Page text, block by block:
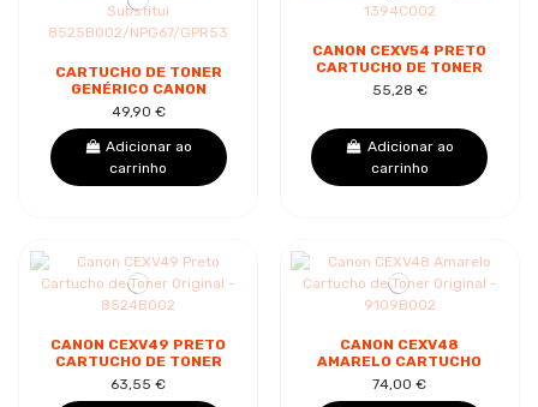
CARTUCHO DE TONER
GENÉRICO CANON
CEXV49 CIANO -
SUBSTITUI
8525B002/NPG67/GPR53
49,90 €
Adicionar ao
carrinho
CANON CEXV54 PRETO
CARTUCHO DE TONER
ORIGINAL - 1394C002
55,28 €
Adicionar ao
carrinho
CANON CEXV49 PRETO
CARTUCHO DE TONER
ORIGINAL - 8524B002
63,55 €
CANON CEXV48
AMARELO CARTUCHO
DE TONER ORIGINAL -
9109B002
74,00 €